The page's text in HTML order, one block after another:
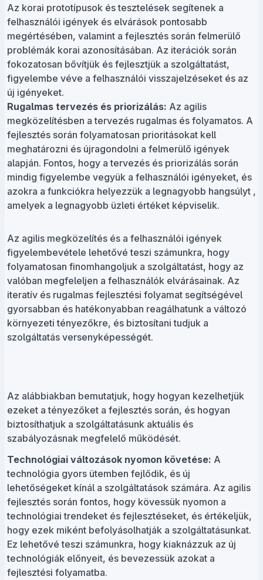
Az korai prototípusok és tesztelések segítenek a
felhasználói igények és elvárások pontosabb
megértésében, valamint a fejlesztés során felmerülő
problémák korai azonosításában. Az iterációk során
fokozatosan bővítjük és fejlesztjük a szolgáltatást,
figyelembe véve a felhasználói visszajelzéseket és az
új igényeket.
Rugalmas tervezés és priorizálás: Az agilis
megközelítésben a tervezés rugalmas és folyamatos. A
fejlesztés során folyamatosan prioritásokat kell
meghatározni és újragondolni a felmerülő igények
alapján. Fontos, hogy a tervezés és priorizálás során
mindig figyelembe vegyük a felhasználói igényeket, és
azokra a funkciókra helyezzük a legnagyobb hangsúlyt ,
amelyek a legnagyobb üzleti értéket képviselik.
Az agilis megközelítés és a felhasználói igények
figyelembevétele lehetővé teszi számunkra, hogy
folyamatosan finomhangoljuk a szolgáltatást, hogy az
valóban megfeleljen a felhasználók elvárásainak. Az
iteratív és rugalmas fejlesztési folyamat segítségével
gyorsabban és hatékonyabban reagálhatunk a változó
környezeti tényezőkre, és biztosítani tudjuk a
szolgáltatás versenyképességét.
Az alábbiakban bemutatjuk, hogy hogyan kezelhetjük
ezeket a tényezőket a fejlesztés során, és hogyan
biztosíthatjuk a szolgáltatásunk aktuális és
szabályozásnak megfelelő működését.
Technológiai változások nyomon követése: A
technológia gyors ütemben fejlődik, és új
lehetőségeket kínál a szolgáltatások számára. Az agilis
fejlesztés során fontos, hogy kövessük nyomon a
technológiai trendeket és fejlesztéseket, és értékeljük,
hogy ezek miként befolyásolhatják a szolgáltatásunkat.
Ez lehetővé teszi számunkra, hogy kiaknázzuk az új
technológiák előnyeit, és bevezessük azokat a
fejlesztési folyamatba.